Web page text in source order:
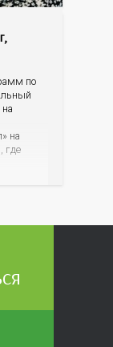
по
на
где